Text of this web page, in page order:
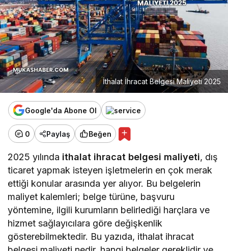
İthalat İhracat Belgesi Maliyeti 2025
Google'da Abone Ol
0 Paylaş Beğen
2025 yılında ithalat ihracat belgesi maliyeti, dış
ticaret yapmak isteyen işletmelerin en çok merak
ettiği konular arasında yer alıyor. Bu belgelerin
maliyet kalemleri; belge türüne, başvuru
yöntemine, ilgili kurumların belirlediği harçlara ve
hizmet sağlayıcılara göre değişkenlik
gösterebilmektedir. Bu yazıda, ithalat ihracat